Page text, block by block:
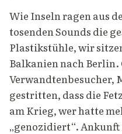
Wie Inseln ragen aus
tosenden Sounds die
Plastikstühle, wir
Balkanien nach
gestritten, dass die
am Krieg, wer hatte
„genozidiert“.